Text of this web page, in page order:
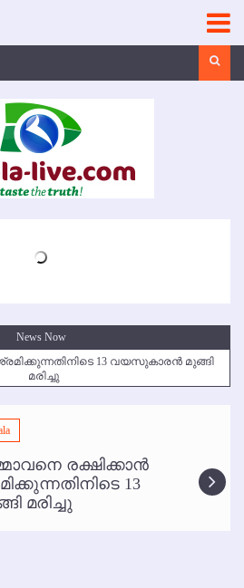
News Now
13 വയസുകാരന്‍ മുങ്ങി
മരിച്ചു
നേര്‍ച്ച ജൂണ്‍ 17 മുതല്‍
സ്റ്റേജ് ഷോകള്‍ക്ക് ഇല്ല
അനധികൃത പാര്‍ക്കിംഗ് പിരിവ് :
പരാതി തള്ളി
രക്ഷിക്കാന്‍
13
മരിച്ചു